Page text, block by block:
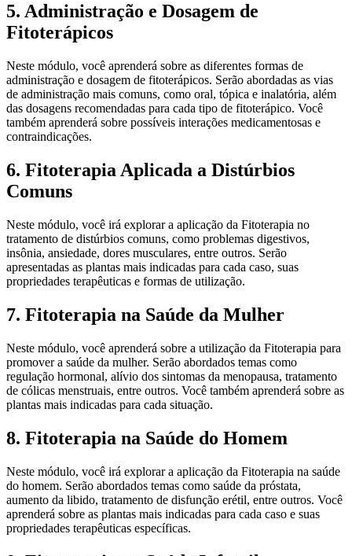
5. Administração e Dosagem de
Fitoterápicos
Neste módulo, você aprenderá sobre as diferentes formas de
administração e dosagem de fitoterápicos. Serão abordadas as vias
de administração mais comuns, como oral, tópica e inalatória, além
das dosagens recomendadas para cada tipo de fitoterápico. Você
também aprenderá sobre possíveis interações medicamentosas e
contraindicações.
6. Fitoterapia Aplicada a Distúrbios
Comuns
Neste módulo, você irá explorar a aplicação da Fitoterapia no
tratamento de distúrbios comuns, como problemas digestivos,
insônia, ansiedade, dores musculares, entre outros. Serão
apresentadas as plantas mais indicadas para cada caso, suas
propriedades terapêuticas e formas de utilização.
7. Fitoterapia na Saúde da Mulher
Neste módulo, você aprenderá sobre a utilização da Fitoterapia para
promover a saúde da mulher. Serão abordados temas como
regulação hormonal, alívio dos sintomas da menopausa, tratamento
de cólicas menstruais, entre outros. Você também aprenderá sobre as
plantas mais indicadas para cada situação.
8. Fitoterapia na Saúde do Homem
Neste módulo, você irá explorar a aplicação da Fitoterapia na saúde
do homem. Serão abordados temas como saúde da próstata,
aumento da libido, tratamento de disfunção erétil, entre outros. Você
aprenderá sobre as plantas mais indicadas para cada caso e suas
propriedades terapêuticas específicas.